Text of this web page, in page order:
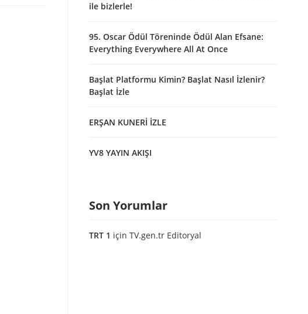
ile bizlerle!
95. Oscar Ödül Töreninde Ödül Alan Efsane:
Everything Everywhere All At Once
Başlat Platformu Kimin? Başlat Nasıl İzlenir?
Başlat İzle
ERŞAN KUNERİ İZLE
YV8 YAYIN AKIŞI
Son Yorumlar
TRT 1 için TV.gen.tr Editoryal